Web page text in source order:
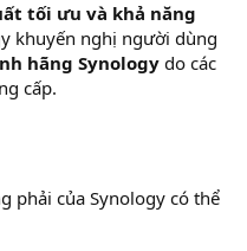
tối ưu và khả năng
khuyến nghị người dùng
hãng Synologydo các
cấp.
phải của Synology có thể